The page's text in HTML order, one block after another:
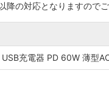
降の対応となりますのでご
USB充電器 PD 60W 薄